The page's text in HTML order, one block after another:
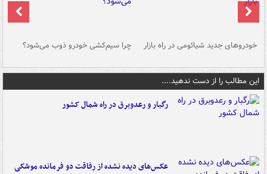
خودروهای جدید شیائومی در راه بازار چرا سیم‌کشی خودرو ذوب می‌شود؟
این مطالب را از دست ندهید....
رگبار و رعدوبرق در راه شمال کشور
عکس‌های دیده نشده از رفاقت دو فرمانده‌ موشکی